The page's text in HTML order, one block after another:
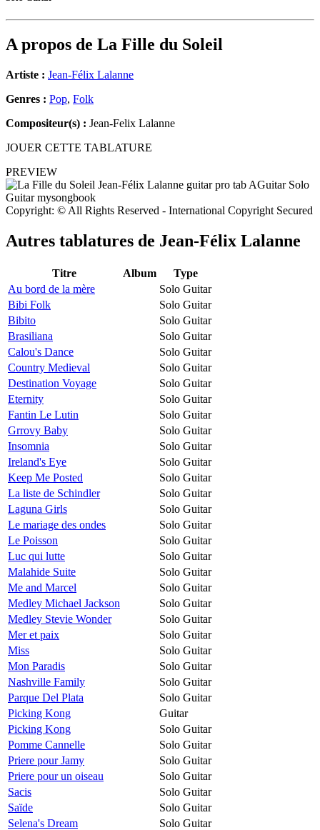
A propos de La Fille du Soleil
Artiste : Jean-Félix Lalanne
Genres : Pop, Folk
Compositeur(s) : Jean-Felix Lalanne
JOUER CETTE TABLATURE
PREVIEW
Copyright: © All Rights Reserved - International Copyright Secured
Autres tablatures de Jean-Félix Lalanne
Titre Album
Type
Au bord de la mère
Solo Guitar
Bibi Folk
Solo Guitar
Bibito
Solo Guitar
Brasiliana
Solo Guitar
Calou's Dance
Solo Guitar
Country Medieval
Solo Guitar
Destination Voyage
Solo Guitar
Eternity
Solo Guitar
Fantin Le Lutin
Solo Guitar
Grrovy Baby
Solo Guitar
Insomnia
Solo Guitar
Ireland's Eye
Solo Guitar
Keep Me Posted
Solo Guitar
La liste de Schindler
Solo Guitar
Laguna Girls
Solo Guitar
Le mariage des ondes
Solo Guitar
Le Poisson
Solo Guitar
Luc qui lutte
Solo Guitar
Malahide Suite
Solo Guitar
Me and Marcel
Solo Guitar
Medley Michael Jackson
Solo Guitar
Medley Stevie Wonder
Solo Guitar
Mer et paix
Solo Guitar
Miss
Solo Guitar
Mon Paradis
Solo Guitar
Nashville Family
Solo Guitar
Parque Del Plata
Solo Guitar
Picking Kong
Guitar
Picking Kong
Solo Guitar
Pomme Cannelle
Solo Guitar
Priere pour Jamy
Solo Guitar
Priere pour un oiseau
Solo Guitar
Sacis
Solo Guitar
Saïde
Solo Guitar
Selena's Dream
Solo Guitar